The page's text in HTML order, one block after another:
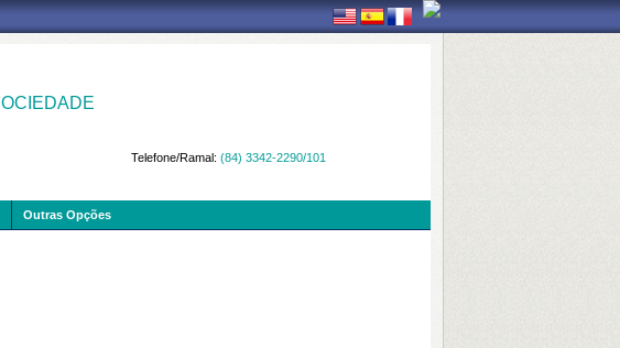
Telefone/Ramal: (84) 3342-2290/101
Outras Opções